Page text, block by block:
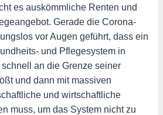
es auskömmliche Renten und
Gerade die Corona-
vor Augen geführt, dass ein
und Pflegesystem in
an die Grenze seiner
und dann mit massiven
und wirtschaftliche
muss, um das System nicht zu